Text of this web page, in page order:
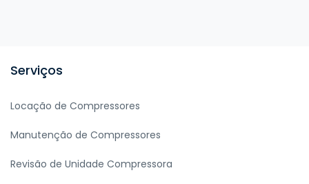
Serviços
Locação de Compressores
Manutenção de Compressores
Revisão de Unidade Compressora